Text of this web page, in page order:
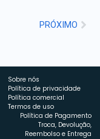
PRÓXIMO
Sobre nós
Política de privacidade
Política comercial
Termos de uso
Política de Pagamento
Troca, Devolução,
Reembolso e Entrega